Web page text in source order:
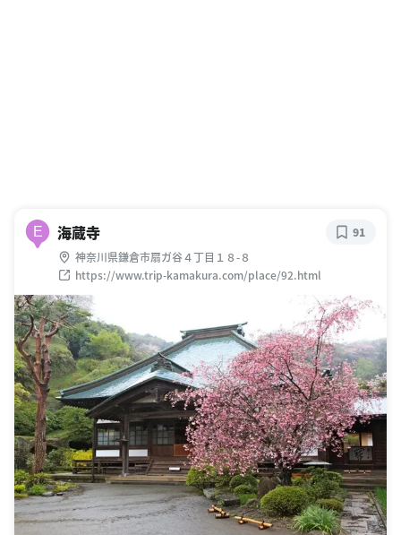
E 海蔵寺
神奈川県鎌倉市扇ガ谷４丁目１８-８
https://www.trip-kamakura.com/place/92.html
91